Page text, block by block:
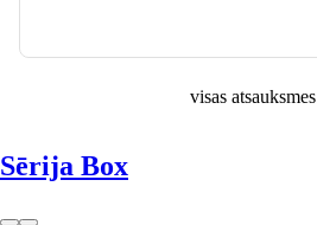
visas atsauksmes
Sērija Box